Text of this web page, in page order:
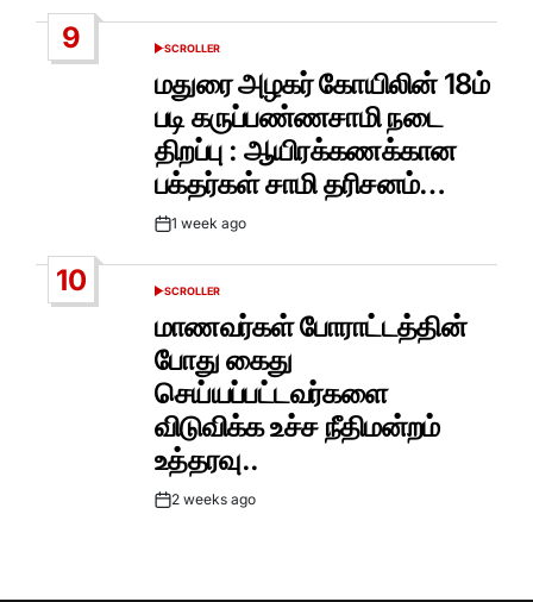
9
POSTED
SCROLLER
மதுரை அழகர் கோயிலின் 18ம்
படி கருப்பண்ணசாமி நடை
திறப்பு : ஆயிரக்கணக்கான
பக்தர்கள் சாமி தரிசனம்…
Post1 week ago
10
POSTED
SCROLLER
மாணவர்கள் போராட்டத்தின்
போது கைது
செய்யப்பட்டவர்களை
விடுவிக்க உச்ச நீதிமன்றம்
உத்தரவு..
Post2 weeks ago